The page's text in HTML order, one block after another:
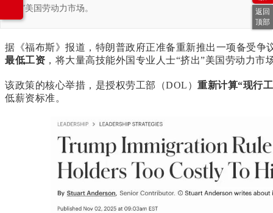
出”美国劳动力市场。
据《福布斯》报道，特朗普政府正准备重新推出一项备受争
最低工资 ，将大量高技能外国专业人士“挤出”美国劳动力市
该政策的核心举措，是授权劳工部（DOL） 重新计算“现行
低薪资标准。
返回
顶部